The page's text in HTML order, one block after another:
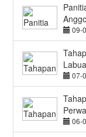
09-
07-
06-